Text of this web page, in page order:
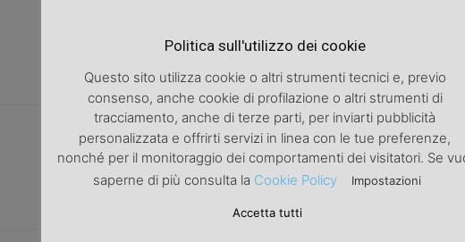
Facciamoci riconoscere… per l’educazione!
Politica sull'utilizzo dei cookie
Questo sito utilizza cookie o altri strumenti tecnici e, previo
consenso, anche cookie di profilazione o altri strumenti di
tracciamento, anche di terze parti, per inviarti pubblicità
personalizzata e offrirti servizi in linea con le tue preferenze,
nonché per il monitoraggio dei comportamenti dei visitatori. Se
saperne di più consulta la Cookie Policy Impostazioni
Accetta tutti